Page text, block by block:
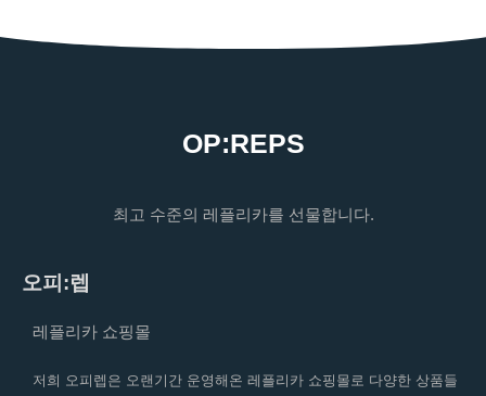
OP:REPS
최고 수준의 레플리카를 선물합니다.
오피:렙
레플리카 쇼핑몰
저희 오피렙은 오랜기간 운영해온 레플리카 쇼핑몰로 다양한 상품들